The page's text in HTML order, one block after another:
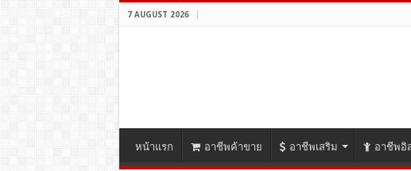
7 AUGUST 2026
หน้าแรก อาชีพค้าขาย อาชีพเสริม อาชีพอิ